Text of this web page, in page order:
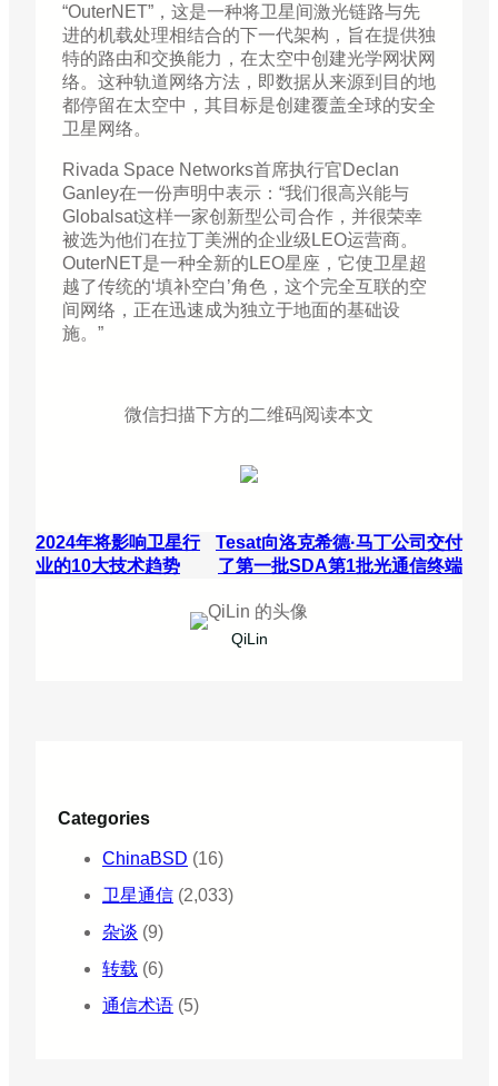
“OuterNET”，这是一种将卫星间激光链路与先
进的机载处理相结合的下一代架构，旨在提供独
特的路由和交换能力，在太空中创建光学网状网
络。这种轨道网络方法，即数据从来源到目的地
都停留在太空中，其目标是创建覆盖全球的安全
卫星网络。
Rivada Space Networks首席执行官Declan
Ganley在一份声明中表示：“我们很高兴能与
Globalsat这样一家创新型公司合作，并很荣幸
被选为他们在拉丁美洲的企业级LEO运营商。
OuterNET是一种全新的LEO星座，它使卫星超
越了传统的‘填补空白’角色，这个完全互联的空
间网络，正在迅速成为独立于地面的基础设
施。”
微信扫描下方的二维码阅读本文
2024年将影响卫星行
业的10大技术趋势
Tesat向洛克希德·马丁公司交付
了第一批SDA第1批光通信终端
QiLin
Categories
ChinaBSD (16)
卫星通信 (2,033)
杂谈 (9)
转载 (6)
通信术语 (5)